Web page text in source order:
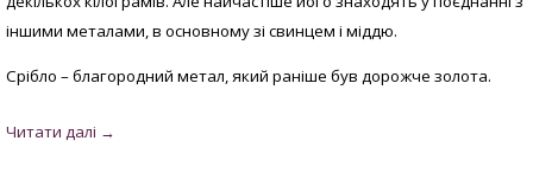
іншими металами, в основному зі свинцем і міддю.
Срібло – благородний метал, який раніше був дорожче золота.